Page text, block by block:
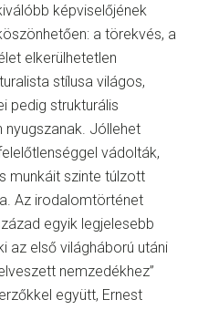
képviselőjének
a törekvés, a
elkerülhetetlen
stílusa világos,
pedig strukturális
Jóllehet
vádolták,
munkáit szinte túlzott
Az irodalomtörténet
egyik legjelesebb
az első világháború utáni
nemzedékhez”
együtt, Ernest